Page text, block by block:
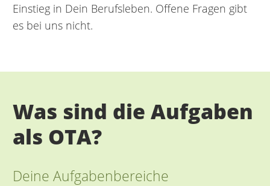
Einstieg in Dein Berufsleben. Offene Fragen gibt
es bei uns nicht.
Was sind die Aufgaben
als OTA?
Deine Aufgabenbereiche